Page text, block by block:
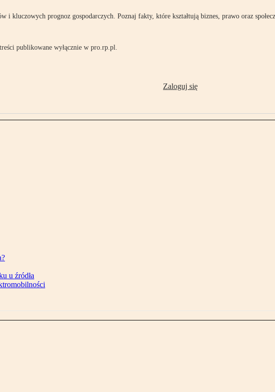
i kluczowych prognoz gospodarczych. Poznaj fakty, które kształtują biznes, prawo oraz
publikowane wyłącznie w pro.rp.pl.
Zaloguj się
u źródła